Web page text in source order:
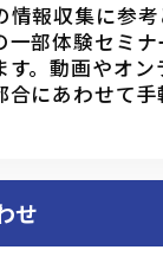
情報収集に参考
一部体験セミ
す。動画やオ
合にあわせて
せ